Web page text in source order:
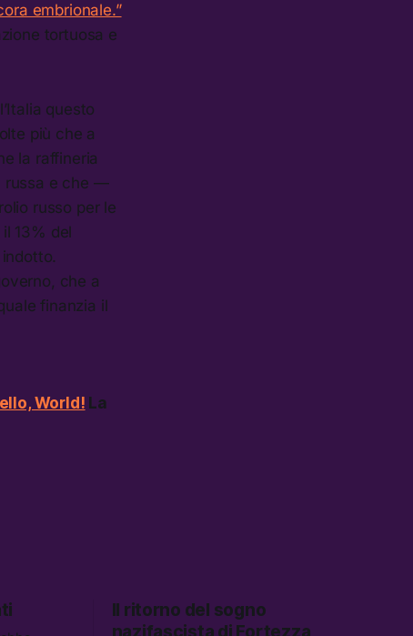
embrionale.”
tortuosa e
questo
più che a
la raffineria
russa e che —
russo per le
13% del
che a
finanzia il
World! La
Il ritorno del sogno